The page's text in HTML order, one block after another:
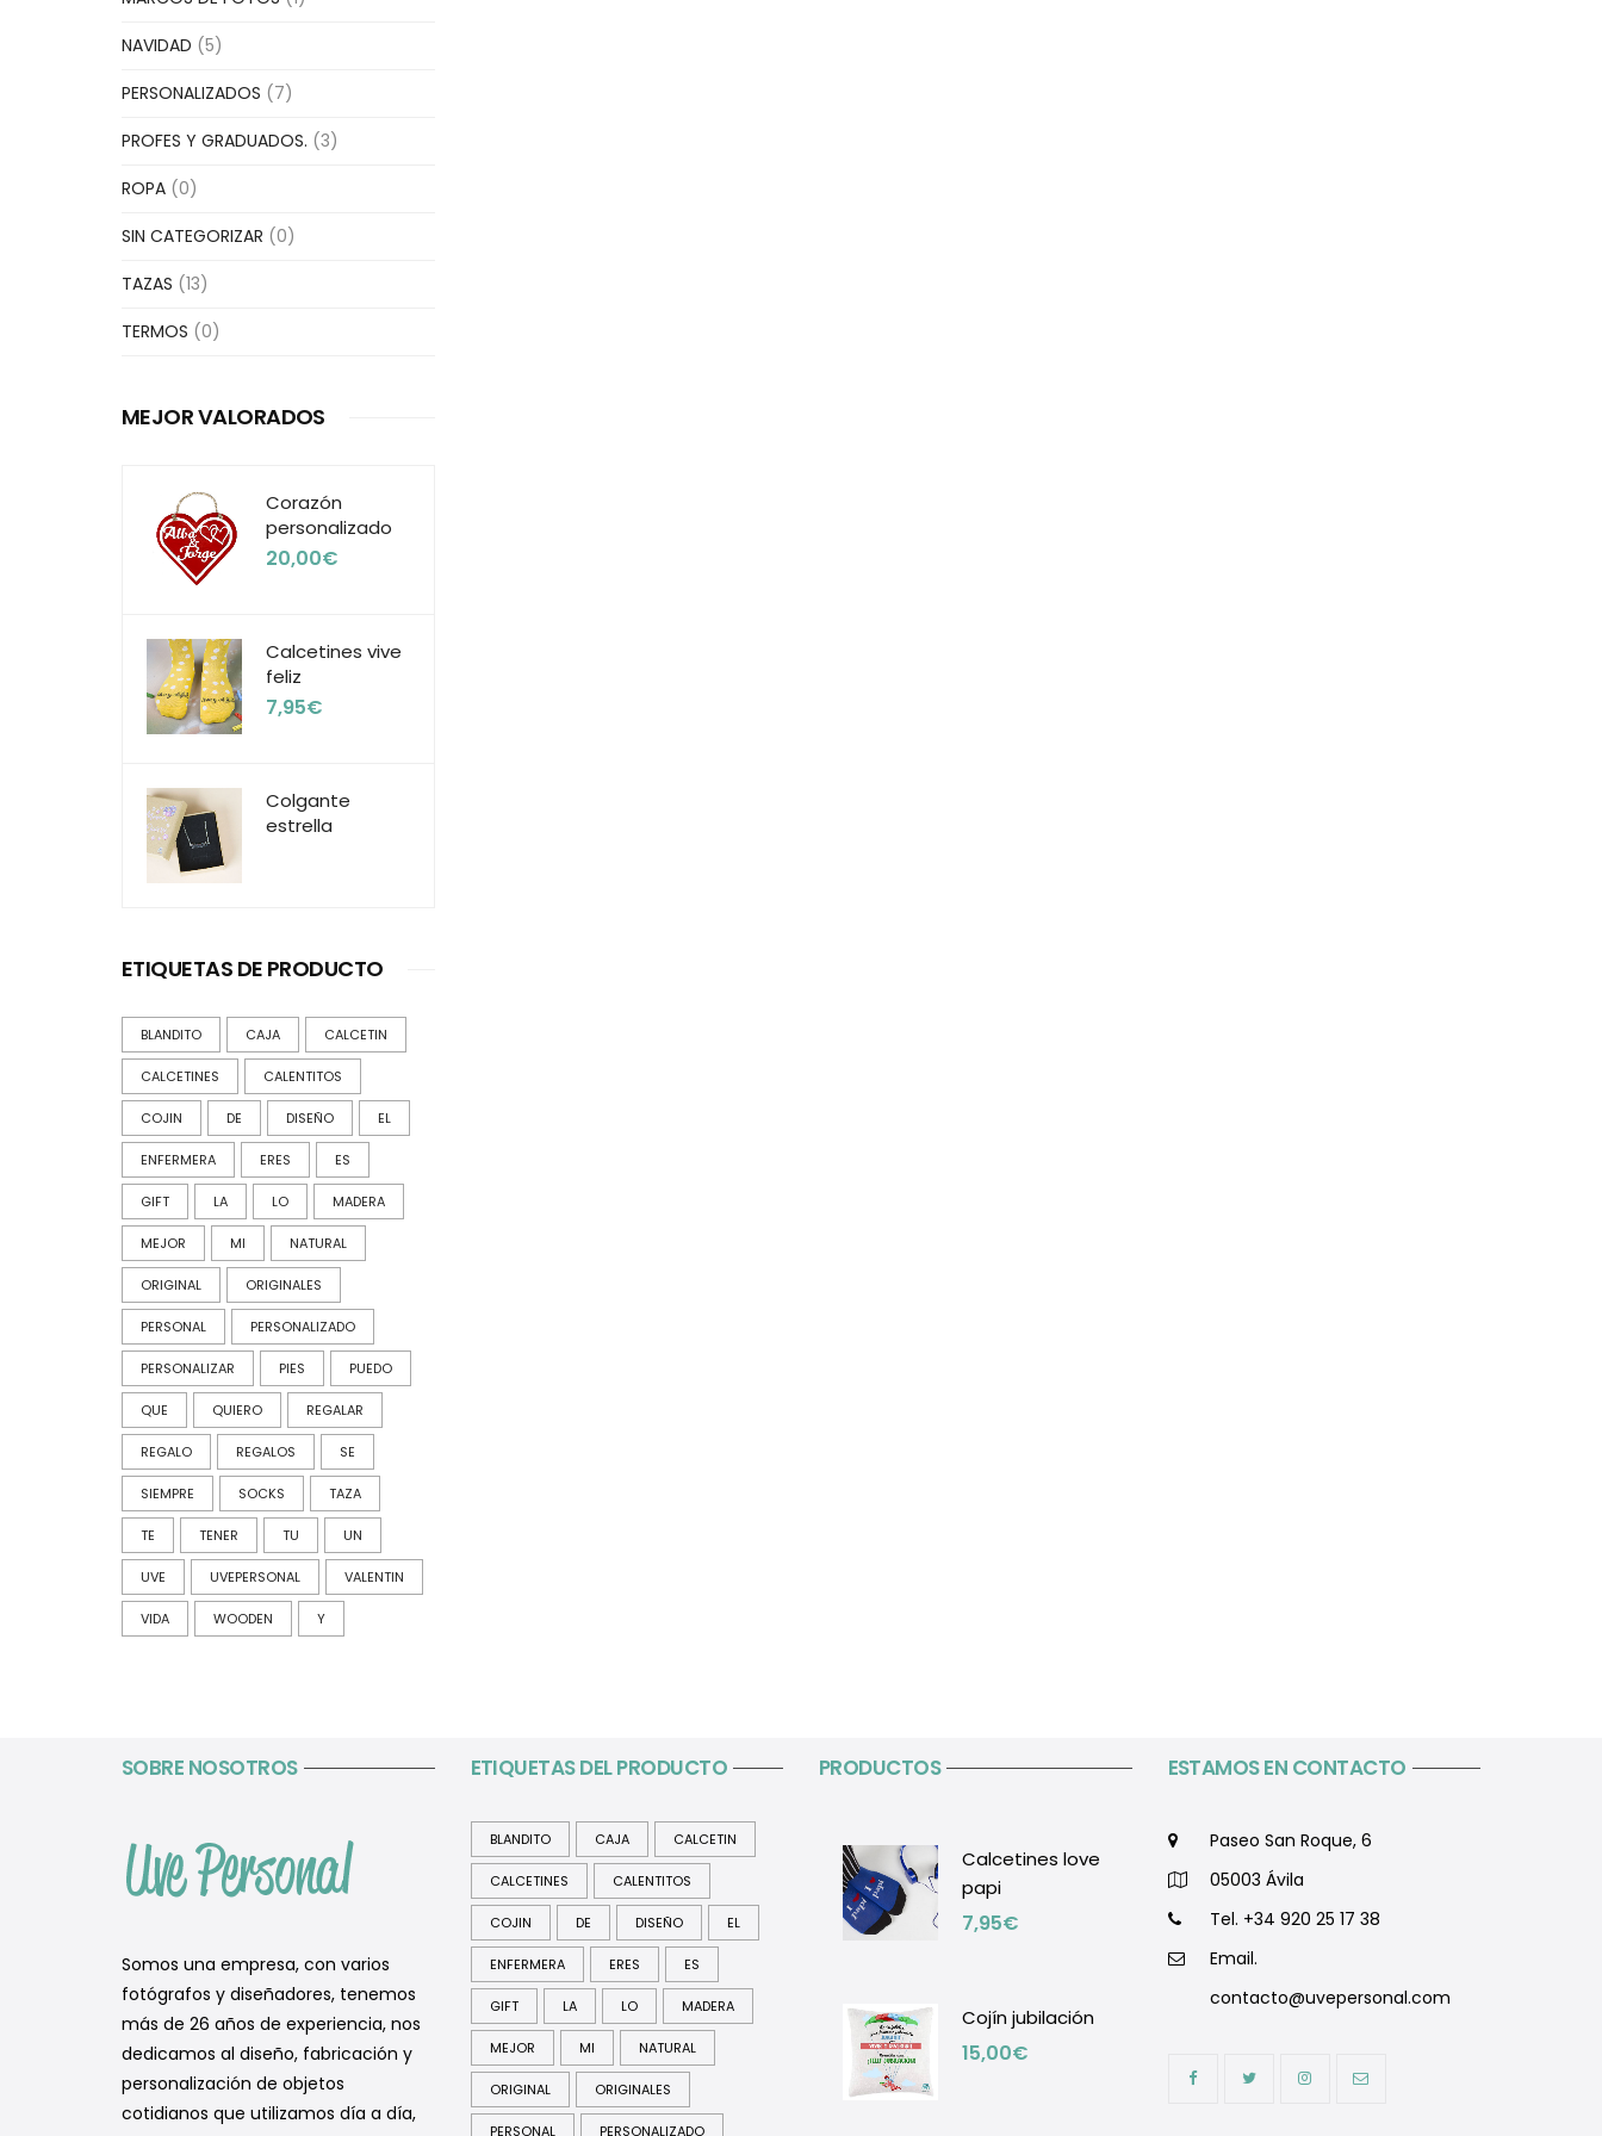
NAVIDAD (5)
PERSONALIZADOS (7)
PROFES Y GRADUADOS. (3)
ROPA (0)
SIN CATEGORIZAR (0)
TAZAS (13)
TERMOS (0)
MEJOR VALORADOS
Corazón
personalizado
20,00€
Calcetines vive
feliz
7,95€
Colgante
estrella
ETIQUETAS DE PRODUCTO
BLANDITO CAJA CALCETIN
CALCETINES CALENTITOS
COJIN DE DISEÑO EL
ENFERMERA ERES ES
GIFT LA LO MADERA
MEJOR MI NATURAL
ORIGINAL ORIGINALES
PERSONAL PERSONALIZADO
PERSONALIZAR PIES PUEDO
QUE QUIERO REGALAR
REGALO REGALOS SE
SIEMPRE SOCKS TAZA
TE TENER TU UN
UVE UVEPERSONAL VALENTIN
VIDA WOODEN Y
SOBRE NOSOTROS
Somos una empresa, con varios
fotógrafos y diseñadores, tenemos
más de 26 años de experiencia, nos
dedicamos al diseño, fabricación y
personalización de objetos
cotidianos que utilizamos día a día,
ETIQUETAS DEL PRODUCTO
BLANDITO CAJA CALCETIN
CALCETINES CALENTITOS
COJIN DE DISEÑO EL
ENFERMERA ERES ES
GIFT LA LO MADERA
MEJOR MI NATURAL
ORIGINAL ORIGINALES
PERSONAL PERSONALIZADO
PRODUCTOS
Calcetines love
papi
7,95€
Cojín jubilación
15,00€
ESTAMOS EN CONTACTO
Paseo San Roque, 6
05003 Ávila
Tel. +34 920 25 17 38
Email.
contacto@uvepersonal.com